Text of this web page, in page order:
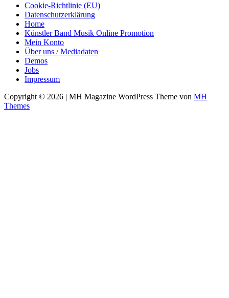
Cookie-Richtlinie (EU)
Datenschutzerklärung
Home
Künstler Band Musik Online Promotion
Mein Konto
Über uns / Mediadaten
Demos
Jobs
Impressum
Copyright © 2026 | MH Magazine WordPress Theme von MH
Themes